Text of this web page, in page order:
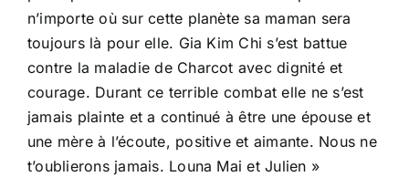
n’importe où sur cette planète sa maman sera
toujours là pour elle. Gia Kim Chi s’est battue
contre la maladie de Charcot avec dignité et
courage. Durant ce terrible combat elle ne s’est
jamais plainte et a continué à être une épouse et
une mère à l’écoute, positive et aimante. Nous ne
t’oublierons jamais. Louna Mai et Julien »